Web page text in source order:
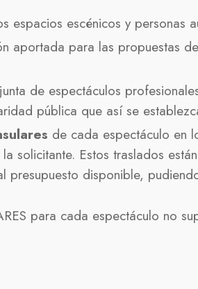
espacios escénicos y personas
aportada para las propuestas
de espectáculos
pública que así se
de cada espectáculo en
solicitante. Estos traslados
disponible,
para cada espectáculo no